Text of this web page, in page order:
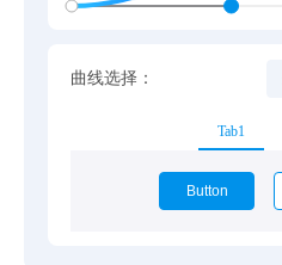
曲线选择：
Tab1
Button